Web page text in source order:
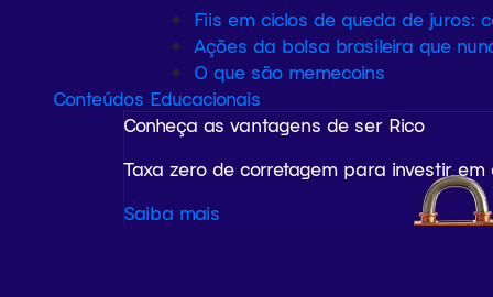
Fiis em ciclos de queda de juros:
Ações da bolsa brasileira que
O que são memecoins
Conteúdos Educacionais
Conheça as vantagens de ser Rico
Taxa zero de corretagem para investir
Saiba mais